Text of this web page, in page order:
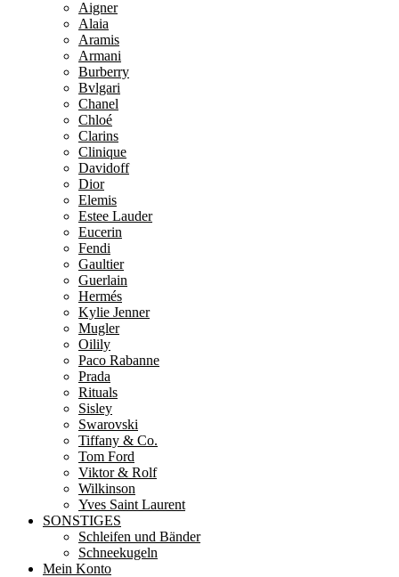
Aigner
Alaia
Aramis
Armani
Burberry
Bvlgari
Chanel
Chloé
Clarins
Clinique
Davidoff
Dior
Elemis
Estee Lauder
Eucerin
Fendi
Gaultier
Guerlain
Hermés
Kylie Jenner
Mugler
Oilily
Paco Rabanne
Prada
Rituals
Sisley
Swarovski
Tiffany & Co.
Tom Ford
Viktor & Rolf
Wilkinson
Yves Saint Laurent
SONSTIGES
Schleifen und Bänder
Schneekugeln
Mein Konto